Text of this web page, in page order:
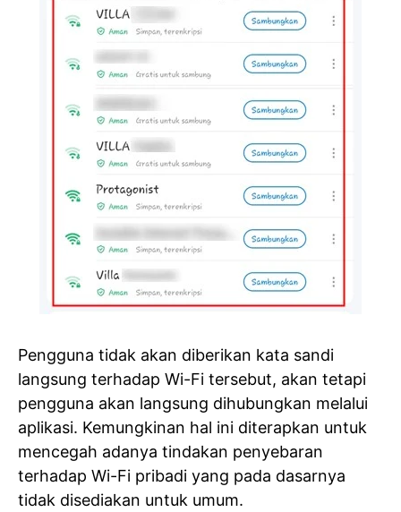
Pengguna tidak akan diberikan kata sandi
langsung terhadap Wi-Fi tersebut, akan tetapi
pengguna akan langsung dihubungkan melalui
aplikasi. Kemungkinan hal ini diterapkan untuk
mencegah adanya tindakan penyebaran
terhadap Wi-Fi pribadi yang pada dasarnya
tidak disediakan untuk umum.